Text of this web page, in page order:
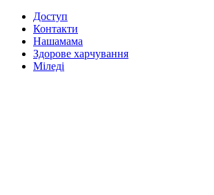
Доступ
Контакти
Нашамама
Здорове харчування
Міледі